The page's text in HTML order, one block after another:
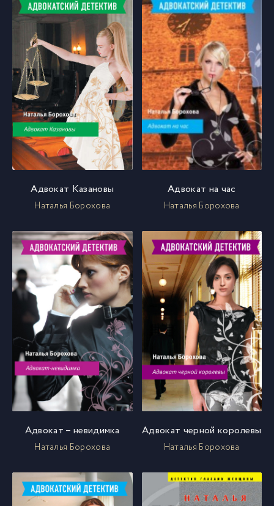
Адвокат Казановы
Наталья Борохова
Адвокат на час
Наталья Борохова
Адвокат – невидимка
Наталья Борохова
Адвокат черной королевы
Наталья Борохова